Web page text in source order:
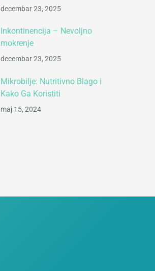
decembar 23, 2025
Inkontinencija – Nevoljno
mokrenje
decembar 23, 2025
Mikrobilje: Nutritivno Blago i
Kako Ga Koristiti
maj 15, 2024